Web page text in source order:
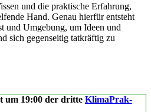
und die praktische Erfahrung,
Hand. Genau hierfür entsteht
und Umgebung, um Ideen und
sich gegenseitig tatkräftig zu
um 19:00 der dritte KlimaPrak-